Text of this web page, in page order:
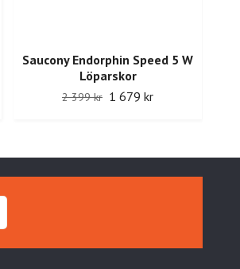
Saucony Endorphin Speed 5 W
Löparskor
2 399 kr 1 679 kr